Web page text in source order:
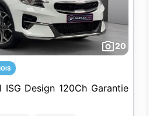
20
ISG Design 120Ch Garantie